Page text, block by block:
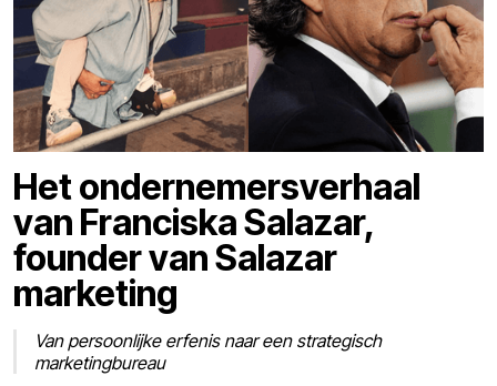
Het ondernemersverhaal
van Franciska Salazar,
founder van Salazar
marketing
Van persoonlijke erfenis naar een strategisch
marketingbureau